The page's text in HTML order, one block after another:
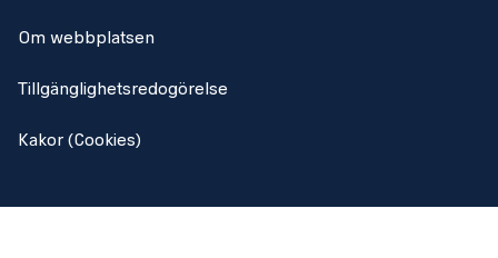
Om webbplatsen
Tillgänglighetsredogörelse
Kakor (Cookies)